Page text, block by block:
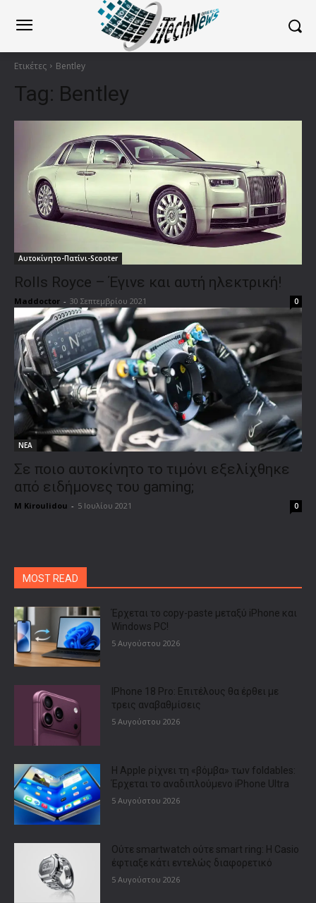
Ετικέτες Bentley
Tag: Bentley
Αυτοκίνητο-Πατίνι-Scooter
Rolls Royce – Έγινε και αυτή ηλεκτρική!
Maddoctor - 30 Σεπτεμβρίου 2021 0
ΝΕΑ
Σε ποιο αυτοκίνητο το τιμόνι εξελίχθηκε
από ειδήμονες του gaming;
M Kiroulidou - 5 Ιουλίου 2021 0
MOST READ
Έρχεται το copy-paste μεταξύ iPhone και
Windows PC!
5 Αυγούστου 2026
IPhone 18 Pro: Επιτέλους θα έρθει με
τρεις αναβαθμίσεις
5 Αυγούστου 2026
Η Apple ρίχνει τη «βόμβα» των foldables:
Έρχεται το αναδιπλούμενο iPhone Ultra
5 Αυγούστου 2026
Ούτε smartwatch ούτε smart ring: Η Casio
έφτιαξε κάτι εντελώς διαφορετικό
5 Αυγούστου 2026